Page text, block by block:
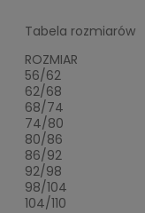
Tabela rozmiarów
ROZMIAR
56/62
62/68
68/74
74/80
80/86
86/92
92/98
98/104
104/110